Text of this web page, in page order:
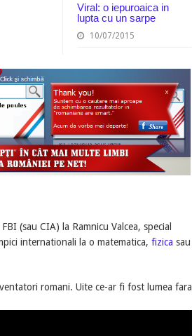
Viral: o iepuroaica in
lupta cu un sarpe
10/07/2015
(sau CIA) la Ramnicu Valcea, special
internationali la o matematica, fizica sau
romani. Uite ce-ar fi fost lumea fara